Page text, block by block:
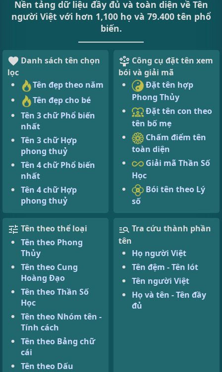
Nền tảng dữ liệu đầy đủ và toàn diện về Tên
người Việt với hơn 1,100 họ và 79.400 tên phổ
biến.
Danh sách tên chọn
lọc
Tên đẹp theo năm
Tên đẹp cho bé
Tên 3 chữ Phổ biến
nhất
Tên 3 chữ Hợp
phong thuỷ
Tên 4 chữ Phổ biến
nhất
Tên 4 chữ Hợp
phong thuỷ
Công cụ đặt tên xem
bói và giải mã
Đặt tên hợp
Phong Thủy
Đặt tên con theo
tên bố mẹ
Chấm điểm tên
toàn diện
Giải mã Thần Số
Học
Bói tên theo Lý
số
Tên theo thể loại
Tên theo Phong
Thủy
Tên theo Cung
Hoàng Đạo
Tên theo Thần Số
Học
Tên theo Nhóm tên -
Tính cách
Tên theo Bảng chữ
cái
Tên theo Dấu
Tra cứu thành phần
tên
Họ người Việt
Tên đệm - Tên lót
Tên người Việt
Họ và tên - Tên đầy
đủ